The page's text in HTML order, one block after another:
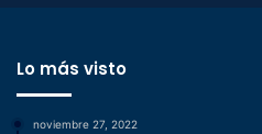
Lo más visto
noviembre 27, 2022